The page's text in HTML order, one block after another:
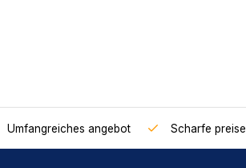
Umfangreiches angebot Scharfe preise